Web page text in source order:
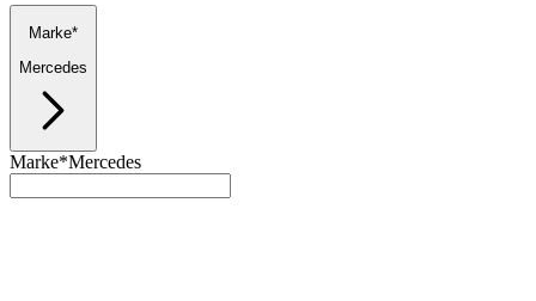
Marke*
Mercedes
Marke*Mercedes